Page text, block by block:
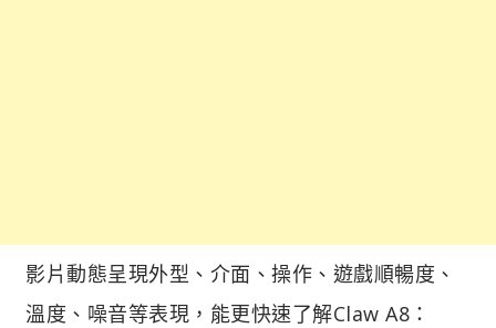
影片動態呈現外型、介面、操作、遊戲順暢度、
溫度、噪音等表現，能更快速了解Claw A8：